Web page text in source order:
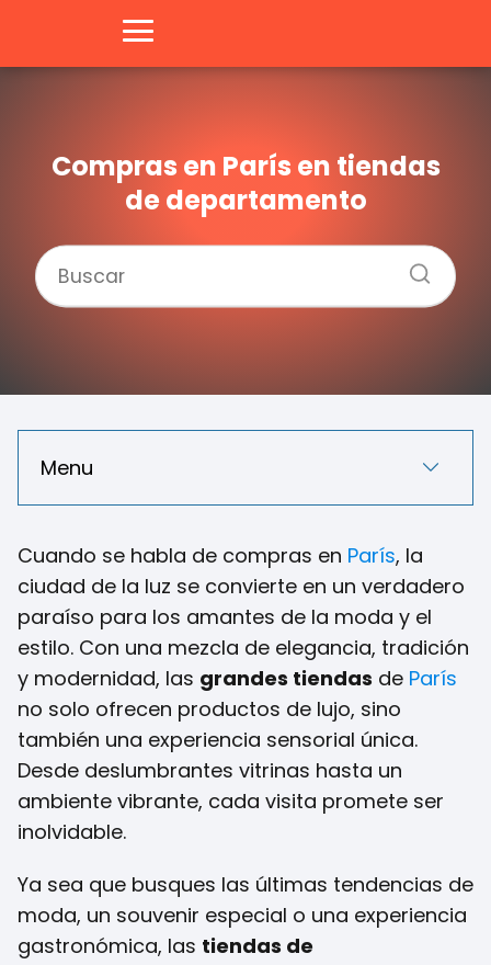
Compras en París en tiendas
de departamento
Menu
Cuando se habla de compras en París, la
ciudad de la luz se convierte en un verdadero
paraíso para los amantes de la moda y el
estilo. Con una mezcla de elegancia, tradición
y modernidad, las grandes tiendas de París
no solo ofrecen productos de lujo, sino
también una experiencia sensorial única.
Desde deslumbrantes vitrinas hasta un
ambiente vibrante, cada visita promete ser
inolvidable.
Ya sea que busques las últimas tendencias de
moda, un souvenir especial o una experiencia
gastronómica, las tiendas de